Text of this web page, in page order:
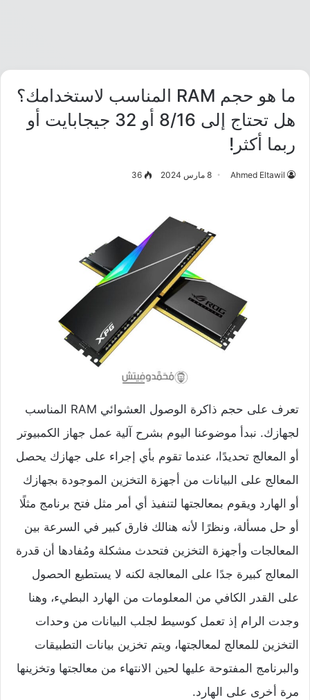
ما هو حجم RAM المناسب لاستخدامك؟
هل تحتاج إلى 8/16 أو 32 جيجابايت أو
ربما أكثر!
Ahmed Eltawil 8 مارس 2024 36
تعرف على حجم ذاكرة الوصول العشوائي RAM المناسب
لجهازك. نبدأ موضوعنا اليوم بشرح آلية عمل جهاز الكمبيوتر
أو المعالج تحديدًا، عندما تقوم بأي إجراء على جهازك يحصل
المعالج على البيانات من أجهزة التخزين الموجودة بجهازك
أو الهارد ويقوم بمعالجتها لتنفيذ أي أمر مثل فتح برنامج مثلًا
أو حل مسألة، ونظرًا لأنه هنالك فارق كبير في السرعة بين
المعالجات وأجهزة التخزين فتحدث مشكلة ومُفادها أن قدرة
المعالج كبيرة جدًا على المعالجة لكنه لا يستطيع الحصول
على القدر الكافي من المعلومات من الهارد البطيء، وهنا
وجدت الرام إذ تعمل كوسيط لجلب البيانات من وحدات
التخزين للمعالج لمعالجتها، ويتم تخزين بيانات التطبيقات
والبرنامج المفتوحة عليها لحين الانتهاء من معالجتها وتخزينها
مرة أخرى على الهارد.